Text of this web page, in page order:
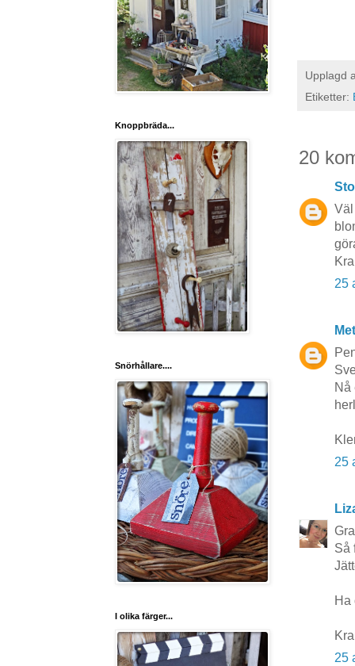
Upplagd
Etiketter:
20
Väl
25
Nå
25
Så
Ha
25
Knoppbräda...
Snörhållare....
I olika färger...